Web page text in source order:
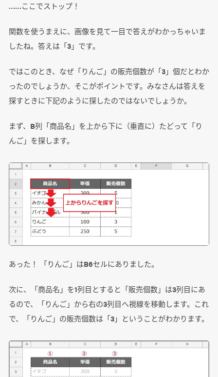
……ここでストップ！
関数を使うまえに、画像を見て一目で答えがわかっちゃいま
したね。答えは「3」です。
ではこのとき、なぜ「りんご」の販売個数が「3」個だとわか
ったのでしょうか、そこがポイントです。みなさんは答えを
探すときに下記のように探したのではないでしょうか。
まず、B列「商品名」を上から下に（垂直に）たどって「り
んご」を探します。
あった！ 「りんご」はB6セルにありました。
次に、「商品名」を1列目とすると「販売個数」は3列目にあ
るので、「りんご」から右の3列目へ視線を移動します。これ
で、「りんご」の販売個数は「3」ということがわかります。